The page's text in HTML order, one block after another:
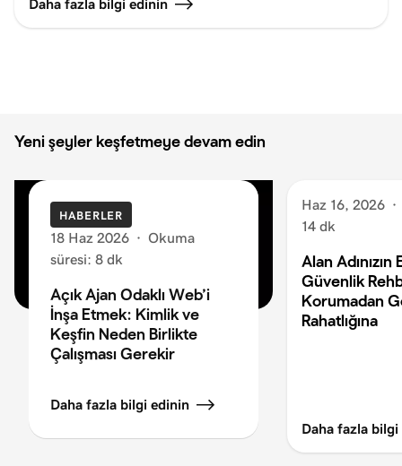
Daha fazla bilgi edinin
Yeni şeyler keşfetmeye devam edin
HABERLER
18 Haz 2026 · Okuma
süresi: 8 dk
Açık Ajan Odaklı Web’i
İnşa Etmek: Kimlik ve
Keşfin Neden Birlikte
Çalışması Gerekir
Daha fazla bilgi edinin
Haz 16, 2026 ·
14 dk
Alan Adınızın
Güvenlik
Korumadan
Rahatlığına
Daha fazla